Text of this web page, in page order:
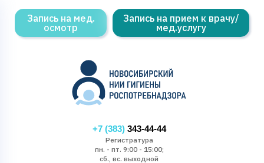
Запись на мед.
осмотр
Запись на прием к врачу/
мед.услугу
+7 (383)343-44-44
Регистратура
пн. - пт. 9:00 - 15:00;
сб., вс. выходной